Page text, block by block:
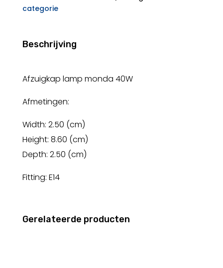
categorie
Beschrijving
Afzuigkap lamp monda 40W
Afmetingen:
Width: 2.50 (cm)
Height: 8.60 (cm)
Depth: 2.50 (cm)
Fitting: E14
Gerelateerde producten